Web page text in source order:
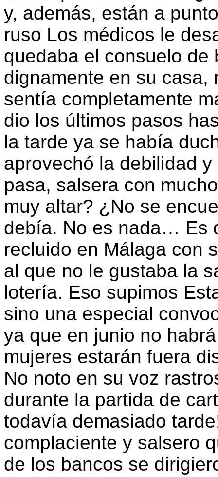
y, además, están a
ruso Los médicos le
quedaba el consuelo de
dignamente en su casa,
sentía completamente
dio los últimos pasos
la tarde ya se había
aprovechó la debilidad
pasa, salsera con
muy altar? ¿No se
debía. No es nada… Es
recluido en Málaga con
al que no le gustaba la
lotería. Eso supimos
sino una especial
ya que en junio no
mujeres estarán fuera
No noto en su voz
durante la partida de
todavía demasiado
complaciente y salsero
de los bancos se